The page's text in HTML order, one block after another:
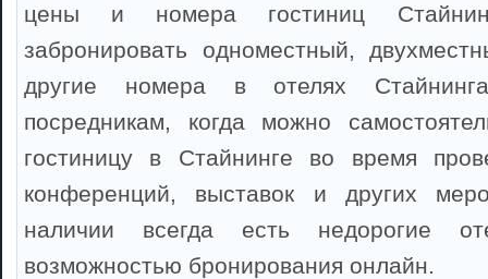
цены и номера гостиниц
забронировать одноместный,
другие номера в отелях
посредникам, когда можно
гостиницу в Стайнинге во время
конференций, выставок и других
наличии всегда есть недорогие
возможностью бронирования онлайн.